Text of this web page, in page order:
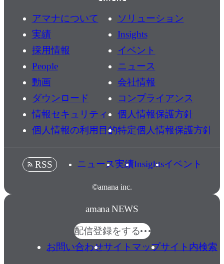
アマナについて
ソリューション
実績
Insights
採用情報
イベント
People
ニュース
動画
会社情報
ダウンロード
コンプライアンス
情報セキュリティ
個人情報保護方針
個人情報の利用目的特定個人情報保護方針
©amana inc.
RSS ニュース実績Insightsイベント
amana NEWS
配信登録をする
お問い合わせサイトマップサイト内検索